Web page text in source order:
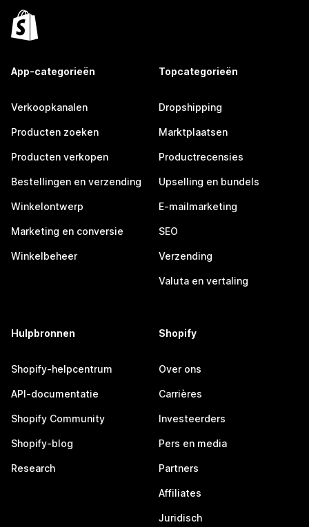
App-categorieën
Verkoopkanalen
Producten zoeken
Producten verkopen
Bestellingen en verzending
Winkelontwerp
Marketing en conversie
Winkelbeheer
Topcategorieën
Dropshipping
Marktplaatsen
Productrecensies
Upselling en bundels
E-mailmarketing
SEO
Verzending
Valuta en vertaling
Hulpbronnen
Shopify-helpcentrum
API-documentatie
Shopify Community
Shopify-blog
Research
Shopify
Over ons
Carrières
Investeerders
Pers en media
Partners
Affiliates
Juridisch